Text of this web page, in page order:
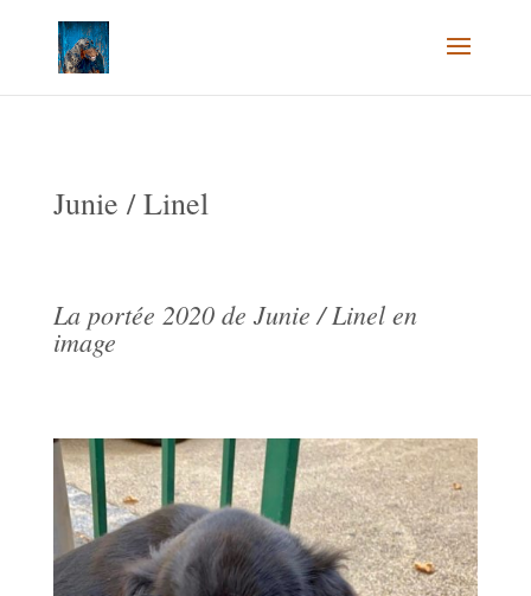
Junie / Linel
La portée 2020 de Junie / Linel en
image